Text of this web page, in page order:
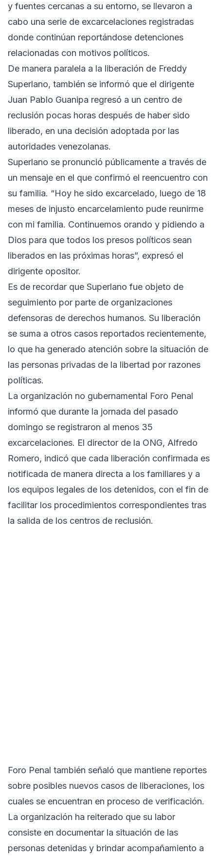
y fuentes cercanas a su entorno, se llevaron a
cabo una serie de excarcelaciones registradas
donde continúan reportándose detenciones
relacionadas con motivos políticos.
De manera paralela a la liberación de Freddy
Superlano, también se informó que el dirigente
Juan Pablo Guanipa regresó a un centro de
reclusión pocas horas después de haber sido
liberado, en una decisión adoptada por las
autoridades venezolanas.
Superlano se pronunció públicamente a través de
un mensaje en el que confirmó el reencuentro con
su familia. “Hoy he sido excarcelado, luego de 18
meses de injusto encarcelamiento pude reunirme
con mi familia. Continuemos orando y pidiendo a
Dios para que todos los presos políticos sean
liberados en las próximas horas”, expresó el
dirigente opositor.
Es de recordar que Superlano fue objeto de
seguimiento por parte de organizaciones
defensoras de derechos humanos. Su liberación
se suma a otros casos reportados recientemente,
lo que ha generado atención sobre la situación de
las personas privadas de la libertad por razones
políticas.
La organización no gubernamental Foro Penal
informó que durante la jornada del pasado
domingo se registraron al menos 35
excarcelaciones. El director de la ONG, Alfredo
Romero, indicó que cada liberación confirmada es
notificada de manera directa a los familiares y a
los equipos legales de los detenidos, con el fin de
facilitar los procedimientos correspondientes tras
la salida de los centros de reclusión.
Foro Penal también señaló que mantiene reportes
sobre posibles nuevos casos de liberaciones, los
cuales se encuentran en proceso de verificación.
La organización ha reiterado que su labor
consiste en documentar la situación de las
personas detenidas y brindar acompañamiento a